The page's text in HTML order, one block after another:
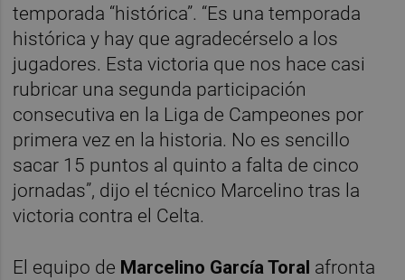
temporada “histórica”. “Es una temporada
histórica y hay que agradecérselo a los
jugadores. Esta victoria que nos hace casi
rubricar una segunda participación
consecutiva en la Liga de Campeones por
primera vez en la historia. No es sencillo
sacar 15 puntos al quinto a falta de cinco
jornadas”, dijo el técnico Marcelino tras la
victoria contra el Celta.
El equipo de Marcelino García Toral afronta